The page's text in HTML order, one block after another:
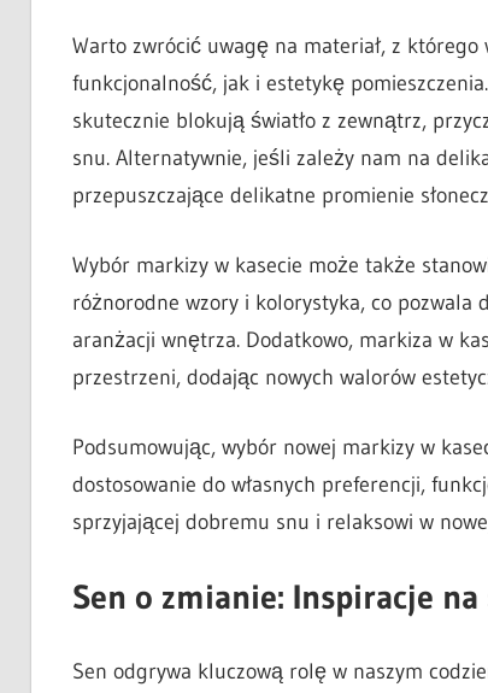
Warto zwrócić uwagę na materiał, z
funkcjonalność, jak i estetykę
skutecznie blokują światło z zewnątrz,
snu. Alternatywnie, jeśli zależy nam na
przepuszczające delikatne promienie
Wybór markizy w kasecie może także
różnorodne wzory i kolorystyka, co
aranżacji wnętrza. Dodatkowo, markiza w
przestrzeni, dodając nowych walorów
Podsumowując, wybór nowej markizy w
dostosowanie do własnych preferencji,
sprzyjającej dobremu snu i relaksowi w
Sen o zmianie: Inspiracje
Sen odgrywa kluczową rolę w naszym